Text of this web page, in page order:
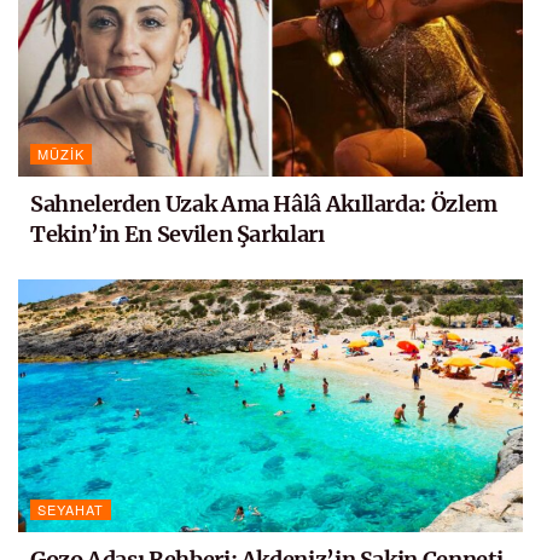
MÜZIK
Sahnelerden Uzak Ama Hâlâ Akıllarda: Özlem
Tekin’in En Sevilen Şarkıları
SEYAHAT